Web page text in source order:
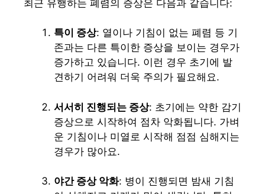
최근 유행하는 폐렴의 증상은 다음과 같습니다:
특이 증상: 열이나 기침이 없는 폐렴 등 기
존과는 다른 특이한 증상을 보이는 경우가
증가하고 있습니다. 이런 경우 초기에 발
견하기 어려워 더욱 주의가 필요해요.
서서히 진행되는 증상: 초기에는 약한 감기
증상으로 시작하여 점차 악화됩니다. 가벼
운 기침이나 미열로 시작해 점점 심해지는
경우가 많아요.
야간 증상 악화: 병이 진행되면 밤새 기침